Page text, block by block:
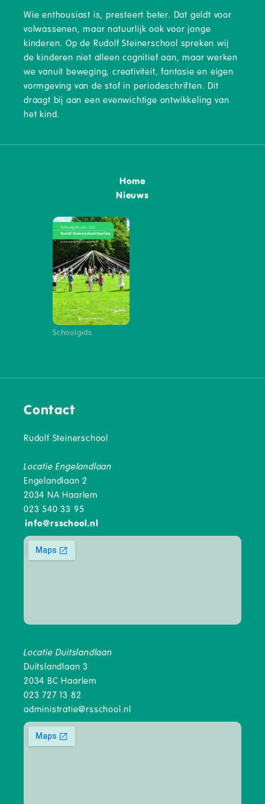
Wie enthousiast is, presteert beter. Dat geldt voor
volwassenen, maar natuurlijk ook voor jonge
kinderen. Op de Rudolf Steinerschool spreken wij
de kinderen niet alleen cognitief aan, maar werken
we vanuit beweging, creativiteit, fantasie en eigen
vormgeving van de stof in periodeschriften. Dit
draagt bij aan een evenwichtige ontwikkeling van
het kind.
Home
Nieuws
Schoolgids
Contact
Rudolf Steinerschool
Locatie Engelandlaan
Engelandlaan 2
2034 NA Haarlem
023 540 33 95
info@rsschool.nl
Locatie Duitslandlaan
Duitslandlaan 3
2034 BC Haarlem
023 727 13 82
administratie@rsschool.nl